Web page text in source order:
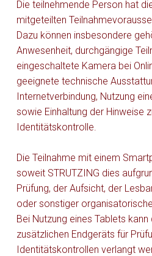
Die teilnehmende Person hat
mitgeteilten
Dazu können insbesondere
Anwesenheit, durchgängige
eingeschaltete Kamera bei
geeignete technische
Internetverbindung, Nutzung
sowie Einhaltung der Hinweise
Identitätskontrolle.
Die Teilnahme mit einem
soweit STRUTZING dies
Prüfung, der Aufsicht, der
oder sonstiger
Bei Nutzung eines Tablets
zusätzlichen Endgeräts für
Identitätskontrollen verlangt